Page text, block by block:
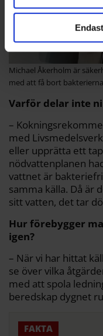
Michael Åkerholm är
med att få bort bakterierna
Varför delar inte
–
med
eller upprätta ett
nödvattenplanen
vattnet är
samma källa. Då är
sitt vatten, det tar
Hur förebygger
igen?
– När vi har hittat
se över vilka
med att spola
beredskap dygnet